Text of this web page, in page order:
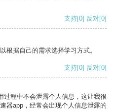
支持[0] 反对[0]
根据自己的需求选择学习方式。
支持[0] 反对[0]
过程中不会泄露个人信息，这让我很
器app，经常会出现个人信息泄露的